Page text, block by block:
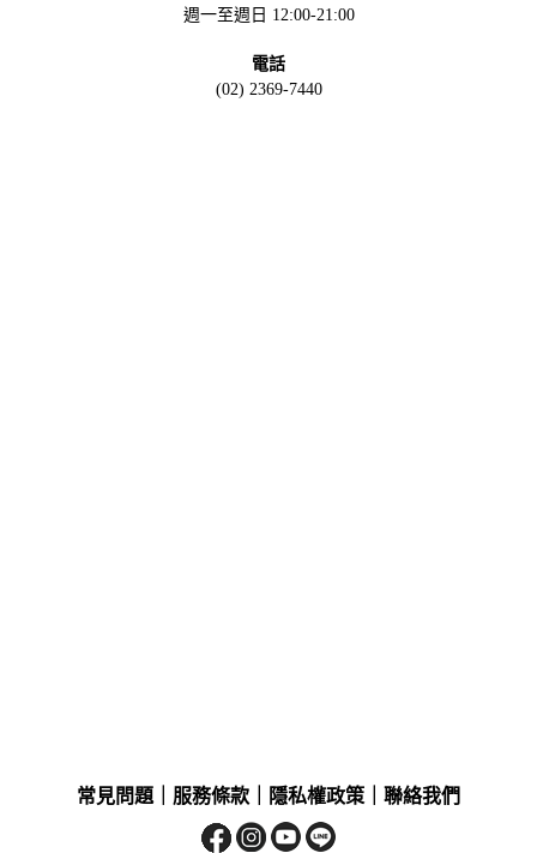
週一至週日 12:00-21:00
電話
(02) 2369-7440
常見問題 服務條款 隱私權政策 聯絡我們